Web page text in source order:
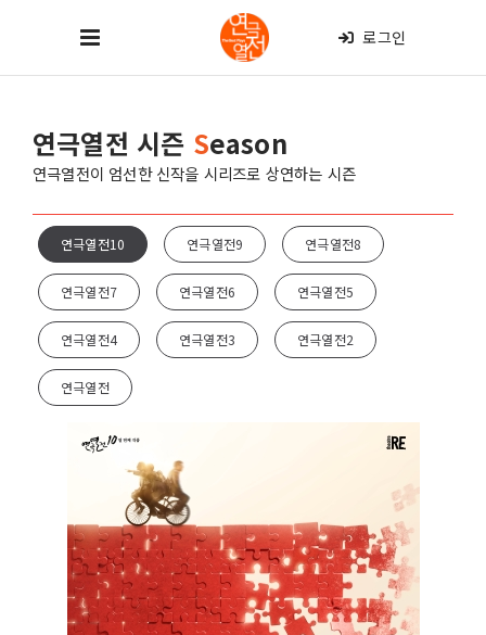
로그인
연극열전 시즌 Season
연극열전이 엄선한 신작을 시리즈로 상연하는 시즌
연극열전10 연극열전9 연극열전8
연극열전7 연극열전6 연극열전5
연극열전4 연극열전3 연극열전2
연극열전